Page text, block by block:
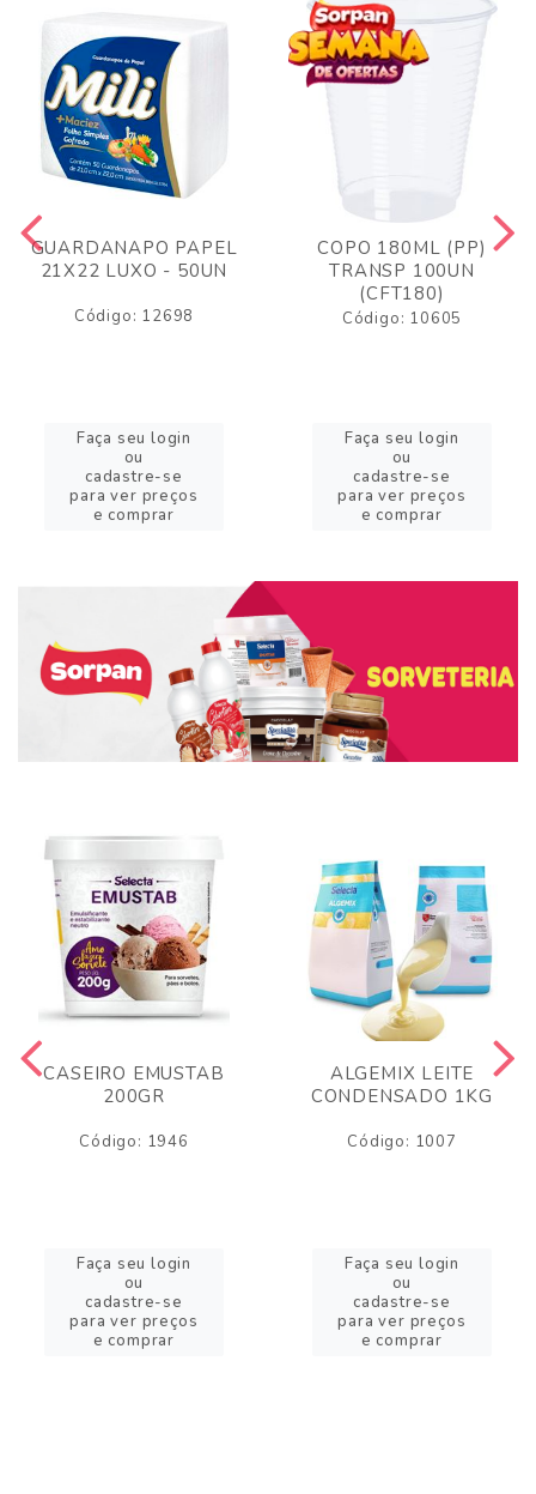
GUARDANAPO PAPEL
21X22 LUXO - 50UN
Código: 12698
Faça seu login
ou
cadastre-se
para ver preços
e comprar
COPO 180ML (PP)
TRANSP 100UN
(CFT180)
Código: 10605
Faça seu login
ou
cadastre-se
para ver preços
e comprar
CASEIRO EMUSTAB
200GR
Código: 1946
Faça seu login
ou
cadastre-se
para ver preços
e comprar
ALGEMIX LEITE
CONDENSADO 1KG
Código: 1007
Faça seu login
ou
cadastre-se
para ver preços
e comprar